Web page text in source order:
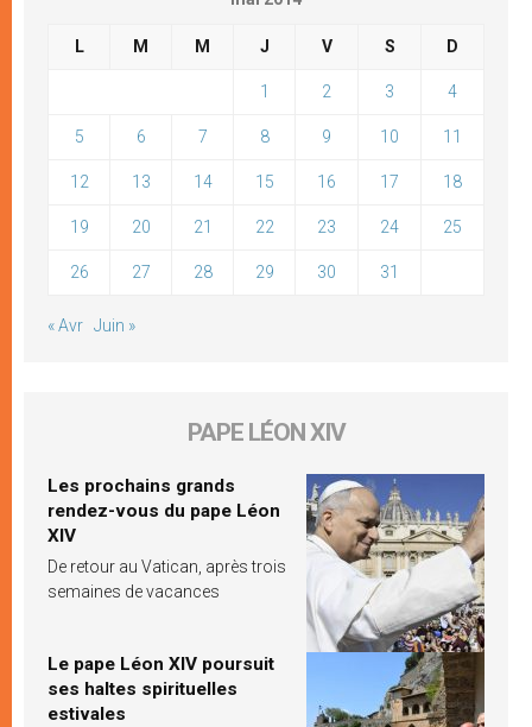
L M M J V S D
1 2 3 4
5 6 7 8 9 10 11
12 13 14 15 16 17 18
19 20 21 22 23 24 25
26 27 28 29 30 31
« Avr Juin »
PAPE LÉON XIV
Les prochains grands
rendez-vous du pape Léon
XIV
De retour au Vatican, après trois
semaines de vacances
Le pape Léon XIV poursuit
ses haltes spirituelles
estivales